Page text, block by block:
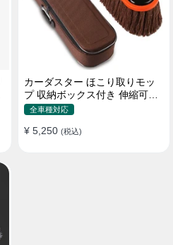
カーダスター ほこり取りモッ
プ 収納ボックス付き 伸縮可能
ワックスブラシ 洗車ブラシ
全車種対応
¥ 5,250 (税込)